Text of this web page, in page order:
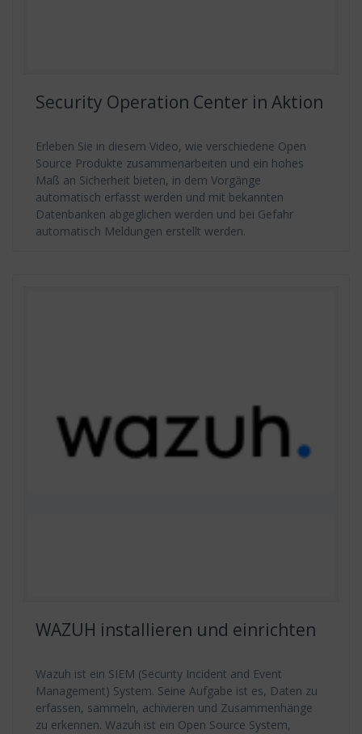
Security Operation Center in Aktion
Erleben Sie in diesem Video, wie verschiedene Open
Source Produkte zusammenarbeiten und ein hohes
Maß an Sicherheit bieten, in dem Vorgänge
automatisch erfasst werden und mit bekannten
Datenbanken abgeglichen werden und bei Gefahr
automatisch Meldungen erstellt werden.
WAZUH installieren und einrichten
Wazuh ist ein SIEM (Security Incident and Event
Management) System. Seine Aufgabe ist es, Daten zu
erfassen, sammeln, achivieren und Zusammenhänge
zu erkennen. Wazuh ist ein Open Source System,